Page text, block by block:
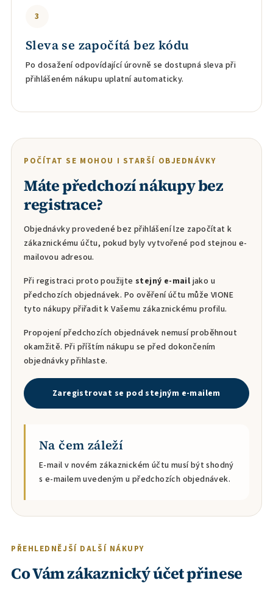
3
Sleva se započítá bez kódu
Po dosažení odpovídající úrovně se dostupná sleva při
přihlášeném nákupu uplatní automaticky.
POČÍTAT SE MOHOU I STARŠÍ OBJEDNÁVKY
Máte předchozí nákupy bez
registrace?
Objednávky provedené bez přihlášení lze započítat k
zákaznickému účtu, pokud byly vytvořené pod stejnou e-
mailovou adresou.
Při registraci proto použijte stejný e-mail jako u
předchozích objednávek. Po ověření účtu může VIONE
tyto nákupy přiřadit k Vašemu zákaznickému profilu.
Propojení předchozích objednávek nemusí proběhnout
okamžitě. Při příštím nákupu se před dokončením
objednávky přihlaste.
Zaregistrovat se pod stejným e-mailem
Na čem záleží
E-mail v novém zákaznickém účtu musí být shodný
s e-mailem uvedeným u předchozích objednávek.
PŘEHLEDNĚJŠÍ DALŠÍ NÁKUPY
Co Vám zákaznický účet přinese